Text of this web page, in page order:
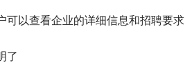
可以查看企业的详细信息和招聘要求
了